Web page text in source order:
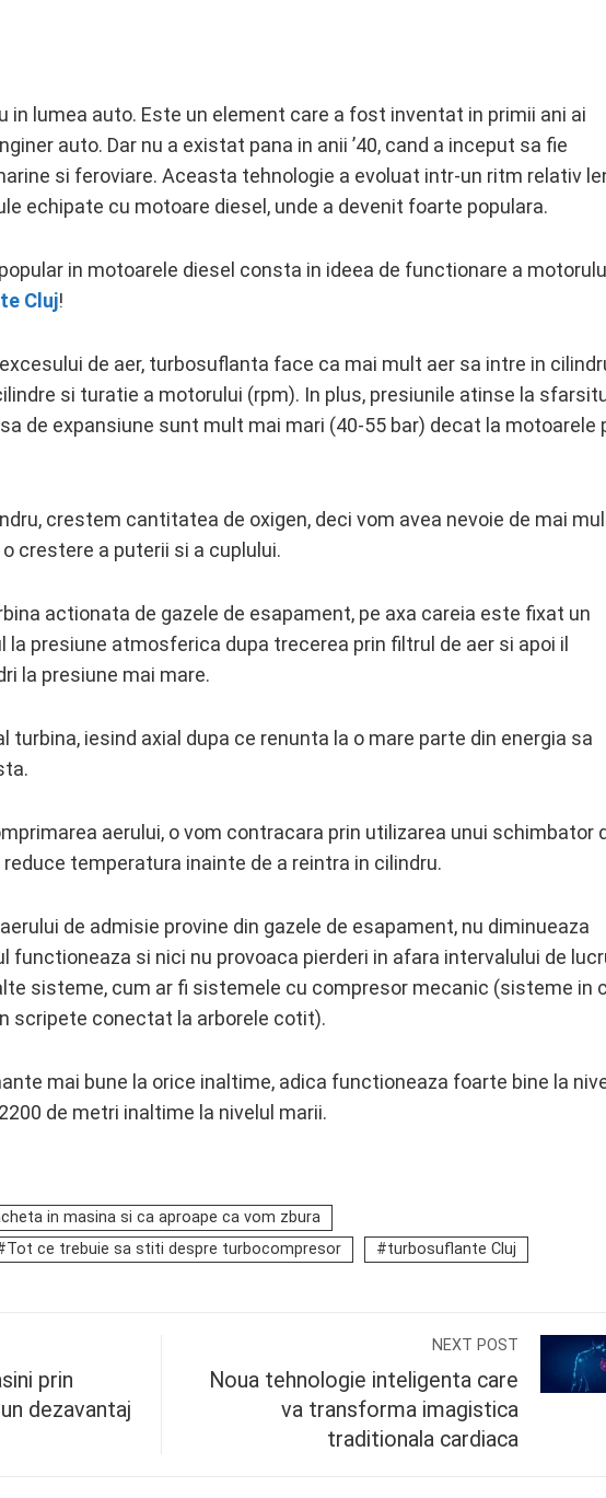
in lumea auto. Este un element care a fost inventat in primii ani ai
auto. Dar nu a existat pana in anii ’40, cand a inceput sa fie
si feroviare. Aceasta tehnologie a evoluat intr-un ritm relativ
echipate cu motoare diesel, unde a devenit foarte populara.
in motoarele diesel consta in ideea de functionare a
Cluj!
de aer, turbosuflanta face ca mai mult aer sa intre in
si turatie a motorului (rpm). In plus, presiunile atinse la
de expansiune sunt mult mai mari (40-55 bar) decat la motoarele
crestem cantitatea de oxigen, deci vom avea nevoie de mai
crestere a puterii si a cuplului.
actionata de gazele de esapament, pe axa careia este fixat un
presiune atmosferica dupa trecerea prin filtrul de aer si apoi il
la presiune mai mare.
iesind axial dupa ce renunta la o mare parte din energia sa
aerului, o vom contracara prin utilizarea unui schimbator
temperatura inainte de a reintra in cilindru.
de admisie provine din gazele de esapament, nu diminueaza
si nici nu provoaca pierderi in afara intervalului de
sisteme, cum ar fi sistemele cu compresor mecanic (sisteme in
scripete conectat la arborele cotit).
mai bune la orice inaltime, adica functioneaza foarte bine la
de metri inaltime la nivelul marii.
in masina si ca aproape ca vom zbura
Tot ce trebuie sa stiti despre turbocompresor turbosuflante Cluj
prin
dezavantaj
NEXT POST
Noua tehnologie inteligenta care
va transforma imagistica
traditionala cardiaca